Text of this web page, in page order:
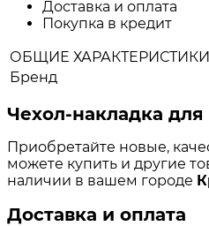
Доставка и оплата
Покупка в кредит
ОБЩИЕ ХАРАКТЕРИСТИКИ
Бренд
Чехол-накладка
Приобретайте новые,
можете купить и другие
наличии в вашем городе
Доставка и оплата